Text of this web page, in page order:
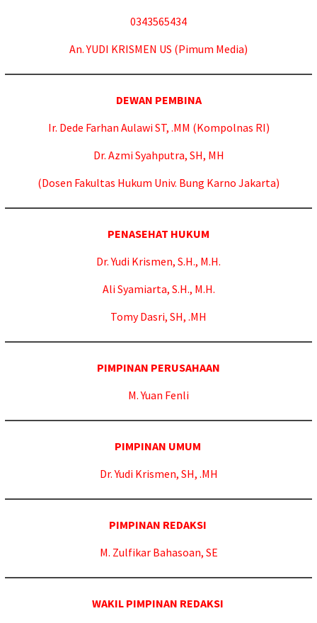
0343565434
An. YUDI KRISMEN US (Pimum Media)
DEWAN PEMBINA
Ir. Dede Farhan Aulawi ST, .MM (Kompolnas RI)
Dr. Azmi Syahputra, SH, MH
(Dosen Fakultas Hukum Univ. Bung Karno Jakarta)
PENASEHAT HUKUM
Dr.Yudi Krismen, S.H., M.H.
Ali Syamiarta, S.H., M.H.
Tomy Dasri, SH, .MH
PIMPINAN PERUSAHAAN
M. Yuan Fenli
PIMPINAN UMUM
Dr.Yudi Krismen, SH, .MH
PIMPINAN REDAKSI
M. Zulfikar Bahasoan, SE
WAKIL PIMPINAN REDAKSI